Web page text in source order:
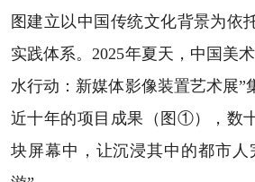
图建立以中国传统文化背景为依
实践体系。2025年夏天，中国美
水行动：新媒体影像装置艺术展”
近十年的项目成果（图①），数
块屏幕中，让沉浸其中的都市人